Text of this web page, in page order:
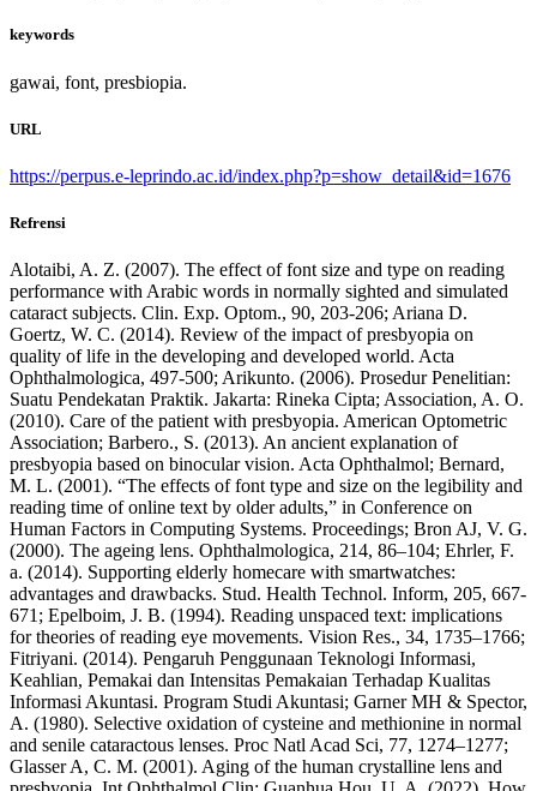
keywords
gawai, font, presbiopia.
URL
https://perpus.e-leprindo.ac.id/index.php?p=show_detail&id=1676
Refrensi
Alotaibi, A. Z. (2007). The effect of font size and type on reading
performance with Arabic words in normally sighted and simulated
cataract subjects. Clin. Exp. Optom., 90, 203-206; Ariana D.
Goertz, W. C. (2014). Review of the impact of presbyopia on
quality of life in the developing and developed world. Acta
Ophthalmologica, 497-500; Arikunto. (2006). Prosedur Penelitian:
Suatu Pendekatan Praktik. Jakarta: Rineka Cipta; Association, A. O.
(2010). Care of the patient with presbyopia. American Optometric
Association; Barbero., S. (2013). An ancient explanation of
presbyopia based on binocular vision. Acta Ophthalmol; Bernard,
M. L. (2001). “The effects of font type and size on the legibility and
reading time of online text by older adults,” in Conference on
Human Factors in Computing Systems. Proceedings; Bron AJ, V. G.
(2000). The ageing lens. Ophthalmologica, 214, 86–104; Ehrler, F.
a. (2014). Supporting elderly homecare with smartwatches:
advantages and drawbacks. Stud. Health Technol. Inform, 205, 667-
671; Epelboim, J. B. (1994). Reading unspaced text: implications
for theories of reading eye movements. Vision Res., 34, 1735–1766;
Fitriyani. (2014). Pengaruh Penggunaan Teknologi Informasi,
Keahlian, Pemakai dan Intensitas Pemakaian Terhadap Kualitas
Informasi Akuntasi. Program Studi Akuntasi; Garner MH & Spector,
A. (1980). Selective oxidation of cysteine and methionine in normal
and senile cataractous lenses. Proc Natl Acad Sci, 77, 1274–1277;
Glasser A, C. M. (2001). Aging of the human crystalline lens and